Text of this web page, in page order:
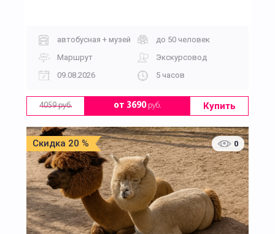
автобусная + музей
до 50 человек
Маршрут
Экскурсовод
09.08.2026
5 часов
4059 руб. от 3690руб. Купить
Скидка 20 % 0